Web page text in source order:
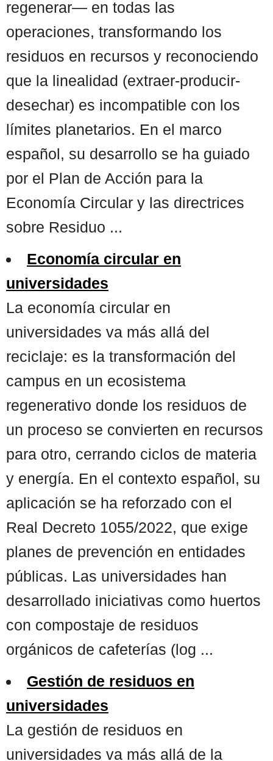
regenerar— en todas las
operaciones, transformando los
residuos en recursos y reconociendo
que la linealidad (extraer-producir-
desechar) es incompatible con los
límites planetarios. En el marco
español, su desarrollo se ha guiado
por el Plan de Acción para la
Economía Circular y las directrices
sobre Residuo ...
Economía circular en
universidades
La economía circular en
universidades va más allá del
reciclaje: es la transformación del
campus en un ecosistema
regenerativo donde los residuos de
un proceso se convierten en recursos
para otro, cerrando ciclos de materia
y energía. En el contexto español, su
aplicación se ha reforzado con el
Real Decreto 1055/2022, que exige
planes de prevención en entidades
públicas. Las universidades han
desarrollado iniciativas como huertos
con compostaje de residuos
orgánicos de cafeterías (log ...
Gestión de residuos en
universidades
La gestión de residuos en
universidades va más allá de la